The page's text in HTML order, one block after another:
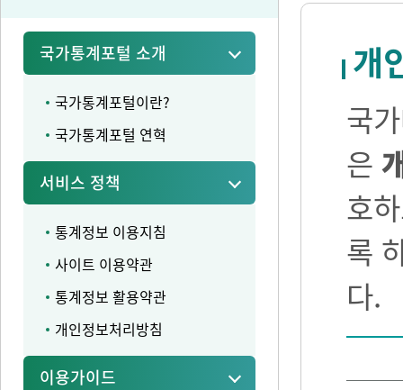
국가통계포털 소개
국가통계포털이란?
국가통계포털 연혁
서비스 정책
통계정보 이용지침
사이트 이용약관
통계정보 활용약관
개인정보처리방침
이용가이드
개
국
은
호
록
다.